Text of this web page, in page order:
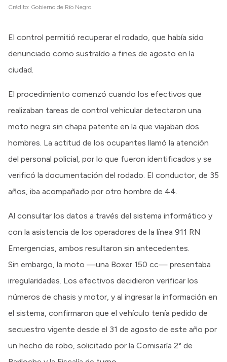
Crédito: Gobierno de Río Negro
El control permitió recuperar el rodado, que había sido
denunciado como sustraído a fines de agosto en la
ciudad.
El procedimiento comenzó cuando los efectivos que
realizaban tareas de control vehicular detectaron una
moto negra sin chapa patente en la que viajaban dos
hombres. La actitud de los ocupantes llamó la atención
del personal policial, por lo que fueron identificados y se
verificó la documentación del rodado. El conductor, de 35
años, iba acompañado por otro hombre de 44.
Al consultar los datos a través del sistema informático y
con la asistencia de los operadores de la línea 911 RN
Emergencias, ambos resultaron sin antecedentes.
Sin embargo, la moto —una Boxer 150 cc— presentaba
irregularidades. Los efectivos decidieron verificar los
números de chasis y motor, y al ingresar la información en
el sistema, confirmaron que el vehículo tenía pedido de
secuestro vigente desde el 31 de agosto de este año por
un hecho de robo, solicitado por la Comisaría 2° de